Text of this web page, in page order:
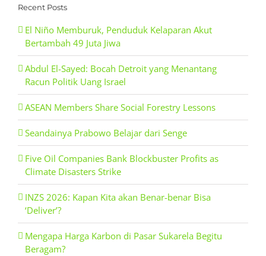
Recent Posts
El Niño Memburuk, Penduduk Kelaparan Akut
Bertambah 49 Juta Jiwa
Abdul El-Sayed: Bocah Detroit yang Menantang
Racun Politik Uang Israel
ASEAN Members Share Social Forestry Lessons
Seandainya Prabowo Belajar dari Senge
Five Oil Companies Bank Blockbuster Profits as
Climate Disasters Strike
INZS 2026: Kapan Kita akan Benar-benar Bisa
‘Deliver’?
Mengapa Harga Karbon di Pasar Sukarela Begitu
Beragam?